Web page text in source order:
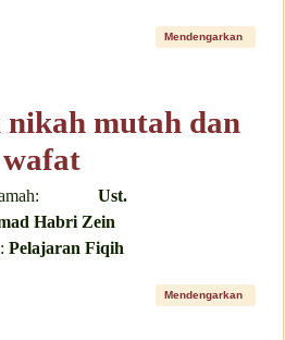
Mendengarkan
nikah mutah dan
wafat
Ust.
Habri Zein
Pelajaran Fiqih
Mendengarkan